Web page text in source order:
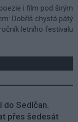
i film pod širým
Dobříš chystá pátý
ročník letního festivalu
do Sedlčan.
přes šedesát